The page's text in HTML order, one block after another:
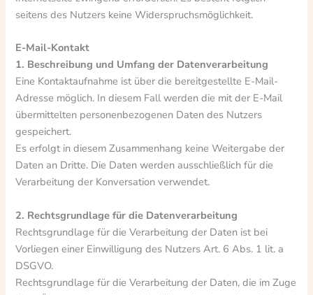
seitens des Nutzers keine Widerspruchsmöglichkeit.
E-Mail-Kontakt
1. Beschreibung und Umfang der Datenverarbeitung
Eine Kontaktaufnahme ist über die bereitgestellte E-Mail-
Adresse möglich. In diesem Fall werden die mit der E-Mail
übermittelten personenbezogenen Daten des Nutzers
gespeichert.
Es erfolgt in diesem Zusammenhang keine Weitergabe der
Daten an Dritte. Die Daten werden ausschließlich für die
Verarbeitung der Konversation verwendet.
2. Rechtsgrundlage für die Datenverarbeitung
Rechtsgrundlage für die Verarbeitung der Daten ist bei
Vorliegen einer Einwilligung des Nutzers Art. 6 Abs. 1 lit. a
DSGVO.
Rechtsgrundlage für die Verarbeitung der Daten, die im Zuge